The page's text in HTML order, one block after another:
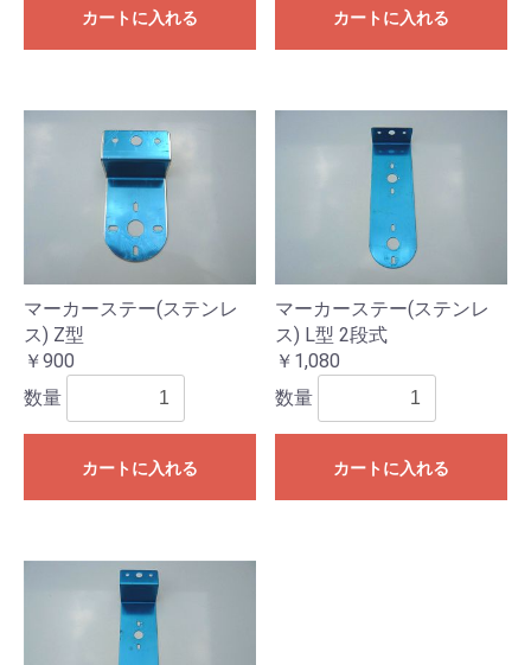
カートに入れる カートに入れる
マーカーステー(ステンレ
ス) Z型
￥900
数量
カートに入れる
マーカーステー(ステンレ
ス) L型 2段式
￥1,080
数量
カートに入れる